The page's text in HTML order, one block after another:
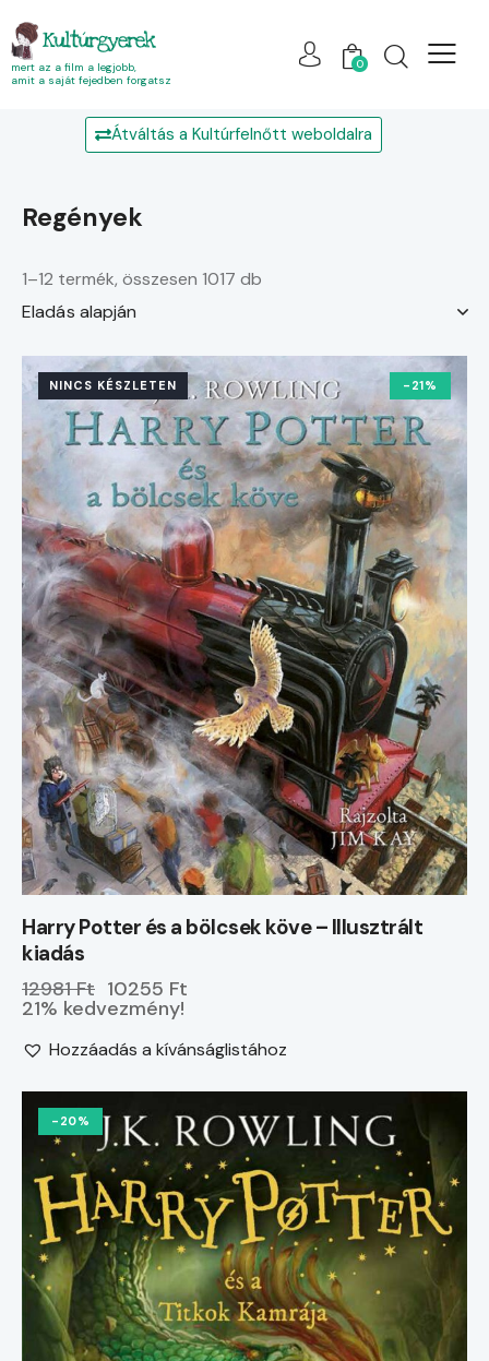
Kultúrgyerek
mert az a film a legjobb,
amit a saját fejedben forgatsz
0
Átváltás a Kultúrfelnőtt weboldalra
regények
1–12 termék, összesen 1017 db
NINCS KÉSZLETEN -21%
Harry Potter és a bölcsek köve – Illusztrált
kiadás
12981 Ft 10255 Ft
21% kedvezmény!
Hozzáadás a kívánságlistához
-20%